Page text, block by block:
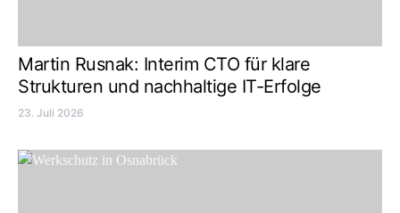
Martin Rusnak: Interim CTO für klare
Strukturen und nachhaltige IT-Erfolge
23. Juli 2026